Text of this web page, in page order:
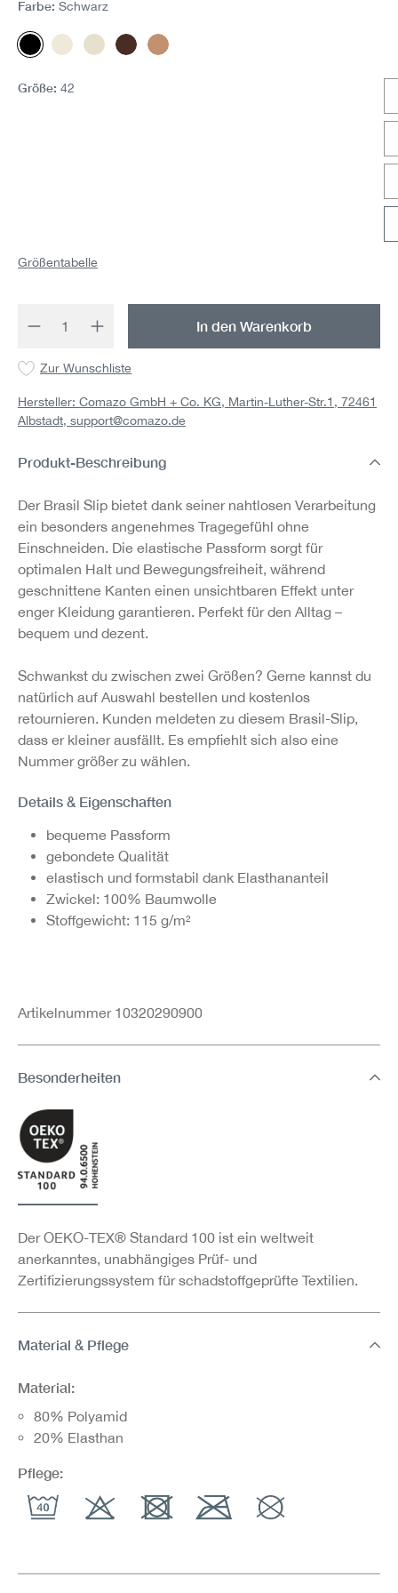
Farbe: Schwarz
SchwarzMuschelOffwhiteMoccaBiscotti
Größe: 42
Größentabelle
Produkt Anzahl: Gib den gewünschten
In den Warenkorb
Zur Wunschliste
Hersteller: Comazo GmbH + Co. KG, Martin-Luther-Str.1, 72461
Albstadt, support@comazo.de
Produkt-Beschreibung
Der Brasil Slip bietet dank seiner nahtlosen Verarbeitung
ein besonders angenehmes Tragegefühl ohne
Einschneiden. Die elastische Passform sorgt für
optimalen Halt und Bewegungsfreiheit, während
geschnittene Kanten einen unsichtbaren Effekt unter
enger Kleidung garantieren. Perfekt für den Alltag –
bequem und dezent.
Schwankst du zwischen zwei Größen? Gerne kannst du
natürlich auf Auswahl bestellen und kostenlos
retournieren. Kunden meldeten zu diesem Brasil-Slip,
dass er kleiner ausfällt. Es empfiehlt sich also eine
Nummer größer zu wählen.
Details & Eigenschaften
bequeme Passform
gebondete Qualität
elastisch und formstabil dank Elasthananteil
Zwickel: 100% Baumwolle
Stoffgewicht: 115 g/m²
Artikelnummer 10320290900
Besonderheiten
Der OEKO-TEX® Standard 100 ist ein weltweit
anerkanntes, unabhängiges Prüf- und
Zertifizierungssystem für schadstoffgeprüfte Textilien.
Material & Pflege
Material:
80% Polyamid
20% Elasthan
Pflege: